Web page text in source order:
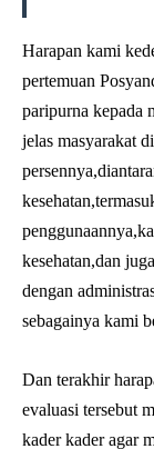
Harapan kami
pertemuan
paripurna kepada
jelas masyarakat
kesehatan,dan
dengan
sebagainya kami
Dan terakhir
evaluasi tersebut
kader kader agar